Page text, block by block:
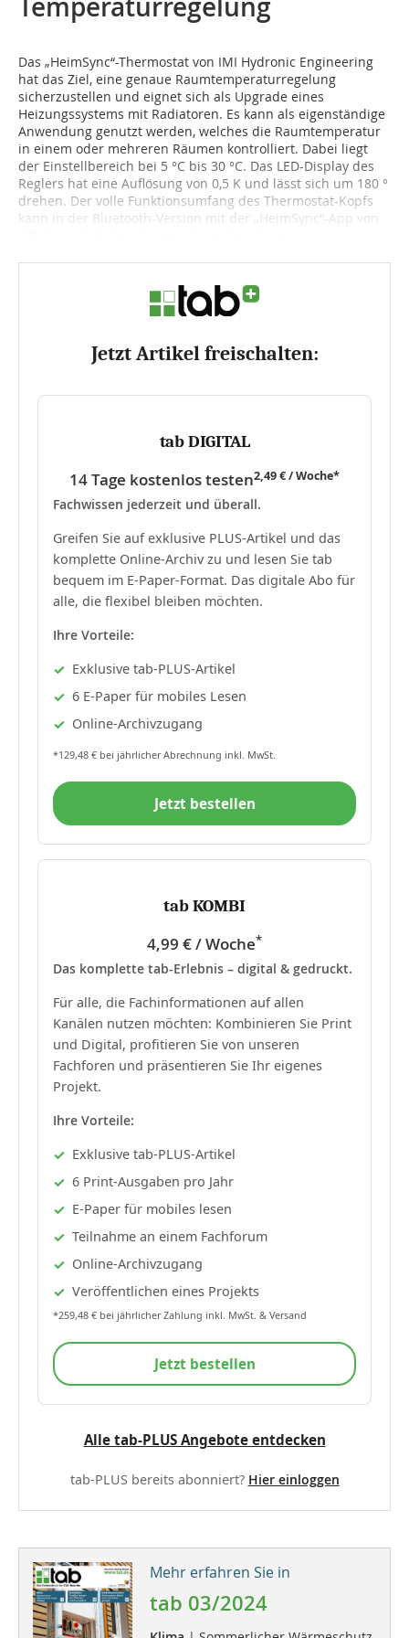
Temperaturregelung
Das „HeimSync“-Thermostat von IMI Hydronic Engineering
hat das Ziel, eine genaue Raumtemperaturregelung
sicherzustellen und eignet sich als Upgrade eines
Heizungssystems mit Radiatoren. Es kann als eigenständige
Anwendung genutzt werden, welches die Raumtemperatur
in einem oder mehreren Räumen kontrolliert. Dabei liegt
der Einstellbereich bei 5 °C bis 30 °C. Das LED-Display des
Reglers hat eine Auflösung von 0,5 K und lässt sich um 180 °
drehen. Der volle Funktionsumfang des Thermostat-Kopfs
kann in der Bluetooth-Version mit der „HeimSync“-App von
Jetzt Artikel freischalten:
tab DIGITAL
14 Tage kostenlos testen2,49 € / Woche*
Fachwissen jederzeit und überall.
Greifen Sie auf exklusive PLUS-Artikel und das
komplette Online-Archiv zu und lesen Sie tab
bequem im E-Paper-Format. Das digitale Abo für
alle, die flexibel bleiben möchten.
Ihre Vorteile:
Exklusive tab-PLUS-Artikel
6 E-Paper für mobiles Lesen
Online-Archivzugang
*129,48 € bei jährlicher Abrechnung inkl. MwSt.
Jetzt bestellen
tab KOMBI
4,99 € / Woche*
Das komplette tab-Erlebnis – digital & gedruckt.
Für alle, die Fachinformationen auf allen
Kanälen nutzen möchten: Kombinieren Sie Print
und Digital, profitieren Sie von unseren
Fachforen und präsentieren Sie Ihr eigenes
Projekt.
Ihre Vorteile:
Exklusive tab-PLUS-Artikel
6 Print-Ausgaben pro Jahr
E-Paper für mobiles lesen
Teilnahme an einem Fachforum
Online-Archivzugang
Veröffentlichen eines Projekts
*259,48 € bei jährlicher Zahlung inkl. MwSt. & Versand
Jetzt bestellen
Alle tab-PLUS Angebote entdecken
tab-PLUS bereits abonniert? Hier einloggen
Mehr erfahren Sie in
tab 03/2024